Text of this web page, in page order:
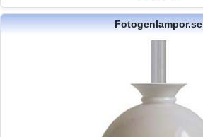
Fotogenlampor.se